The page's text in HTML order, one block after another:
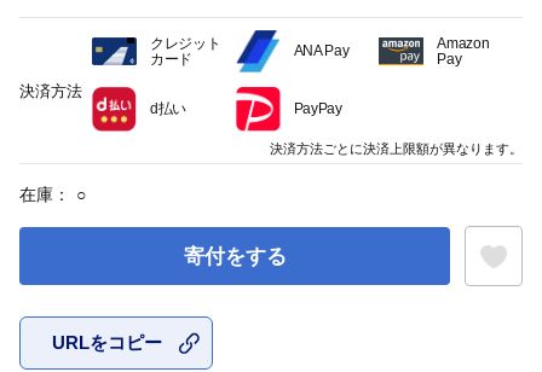
在庫： ○
寄付をする
URLをコピー
決済方法
クレジット
カード
ANA Pay
Amazon
Pay
d払い PayPay
決済方法ごとに決済上限額が異なります。